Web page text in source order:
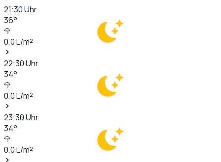
21:30Uhr
36°
0,0L/m²
22:30Uhr
34°
0,0L/m²
23:30Uhr
34°
0,0L/m²